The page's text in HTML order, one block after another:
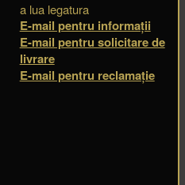
a lua legatura
E-mail pentru informații
E-mail pentru solicitare de
livrare
E-mail pentru reclamație